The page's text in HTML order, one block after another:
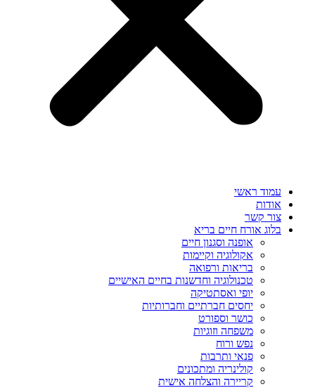
עמוד ראשי
אודות
צור קשר
בלוג אורח חיים בריא
אופנה וסגנון חיים
אקולוגיה וקיימות
בריאות ורפואה
טכנולוגיה וחדשנות בחיים האישיים
יופי ואסתטיקה
יחסים חברתיים וחברותיות
כושר וספורט
משפחה וזוגיות
נפש ורוח
פנאי ותרבות
קולינריה ומתכונים
קריירה והצלחה אישית